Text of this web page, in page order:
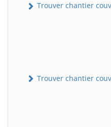
Trouver chantier
Trouver chantier